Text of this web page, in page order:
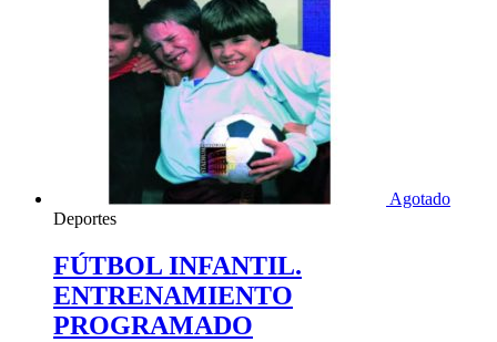
Agotado
Deportes
FÚTBOL INFANTIL.
ENTRENAMIENTO
PROGRAMADO